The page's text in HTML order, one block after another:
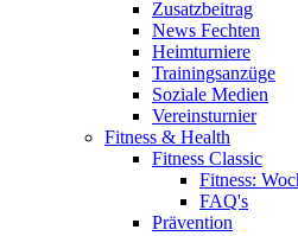
Zusatzbeitrag
News Fechten
Heimturniere
Trainingsanzüge
Soziale Medien
Vereinsturnier
Fitness & Health
Fitness Classic
Fitness:
FAQ's
Prävention